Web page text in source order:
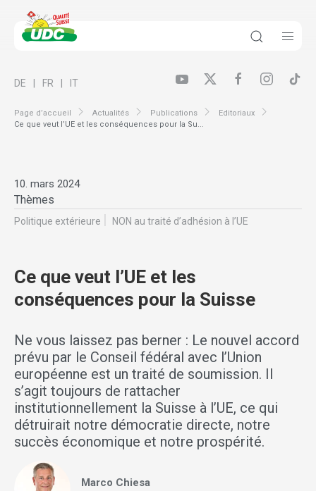
Page d’accueil Actualités Publications
Editoriaux
Ce que veut l’UE et les conséquences pour la Su...
DE FR IT
10. mars 2024
Thèmes
Politique extérieure NON au traité d’adhésion à l’UE
Ce que veut l’UE et les
conséquences pour la Suisse
Ne vous laissez pas berner : Le nouvel accord
prévu par le Conseil fédéral avec l’Union
européenne est un traité de soumission. Il
s’agit toujours de rattacher
institutionnellement la Suisse à l’UE, ce qui
détruirait notre démocratie directe, notre
succès économique et notre prospérité.
Marco Chiesa